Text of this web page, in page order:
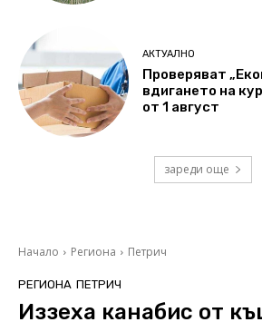
АКТУАЛНО
Проверяват
вдигането на
от 1 август
зареди още